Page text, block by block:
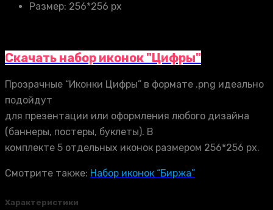
Размер: 256*256 px
Скачать набор иконок "Цифры"
Прозрачные “Иконки Цифры” в формате .png идеально
подойдут
для презентации или оформления любого дизайна
(баннеры, постеры, буклеты). В
комплекте 5 отдельных иконок размером 256*256 px.
Смотрите также: Набор иконок “Биржа”
Характеристики